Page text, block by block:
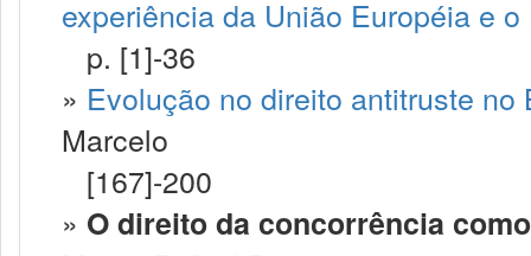
experiência da União Européia e o
p. [1]-36
» Evolução no direito antitruste
Marcelo
[167]-200
» O direito da concorrência